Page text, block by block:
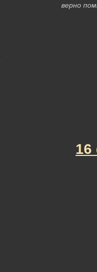
верно
16